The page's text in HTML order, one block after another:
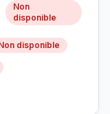
Non
disponible
disponible